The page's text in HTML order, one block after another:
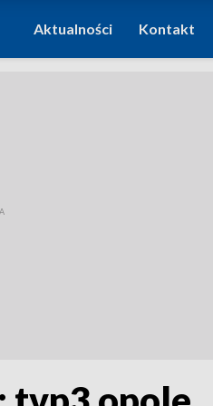
Aktualności Kontakt